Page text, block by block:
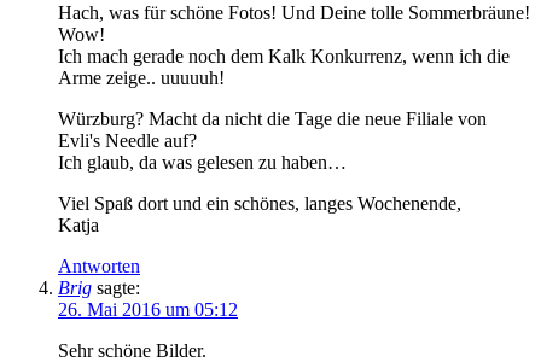
Hach, was für schöne Fotos! Und Deine tolle Sommerbräune!
Wow!
Ich mach gerade noch dem Kalk Konkurrenz, wenn ich die
Arme zeige.. uuuuuh!
Würzburg? Macht da nicht die Tage die neue Filiale von
Evli's Needle auf?
Ich glaub, da was gelesen zu haben…
Viel Spaß dort und ein schönes, langes Wochenende,
Katja
Antworten
Brig sagte:
26. Mai 2016 um 05:12
Sehr schöne Bilder.